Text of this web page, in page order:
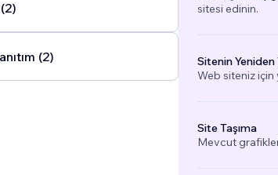
(2)
sitesi edinin.
Sitenin Yeniden
Web siteniz için
Site Taşıma
Mevcut